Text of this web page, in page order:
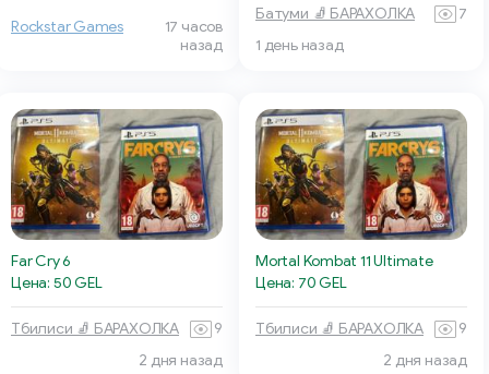
Rockstar Games
17 часов
назад
Батуми 🧦 БАРАХОЛКА
7
1 день назад
Far Cry 6
Цена: 50 GEL
Тбилиси 🧦 БАРАХОЛКА
9
2 дня назад
Mortal Kombat 11 Ultimate
Цена: 70 GEL
Тбилиси 🧦 БАРАХОЛКА
9
2 дня назад